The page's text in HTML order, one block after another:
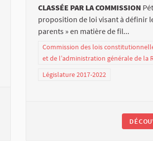
CLASSÉE PAR LA COMMISSION
proposition de loi visant à définir
parents » en matière de fil...
Commission des lois
et de l’administration générale de la
Législature 2017-2022